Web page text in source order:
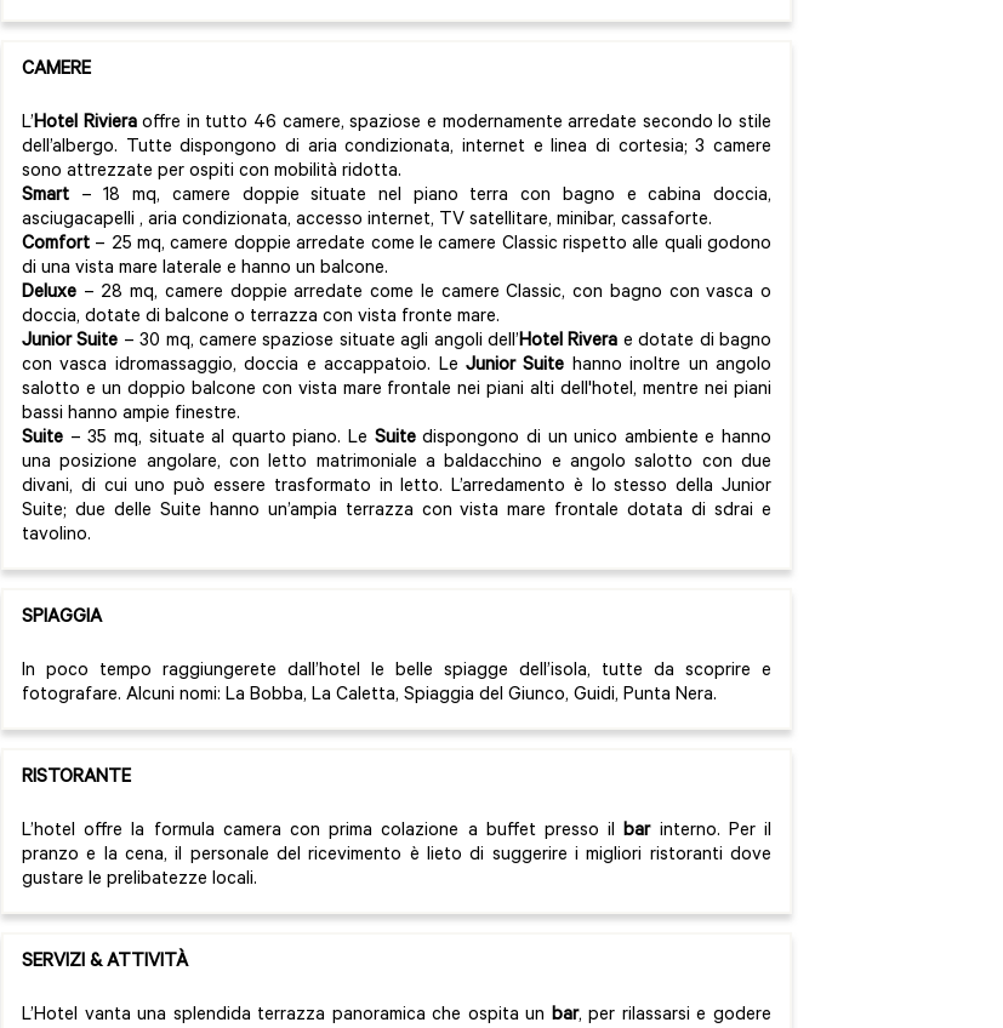
CAMERE
L’Hotel Rivieraoffre in tutto 46 camere, spaziose e modernamente arredate secondo lo stile
dell’albergo. Tutte dispongono di aria condizionata, internet e linea di cortesia; 3 camere
sono attrezzate per ospiti con mobilità ridotta.
Smart – 18 mq, camere doppie situate nel piano terra con bagno e cabina doccia,
asciugacapelli , aria condizionata, accesso internet, TV satellitare, minibar, cassaforte.
Comfort – 25 mq, camere doppie arredate come le camere Classic rispetto alle quali godono
di una vista mare laterale e hanno un balcone.
Deluxe – 28 mq, camere doppie arredate come le camere Classic, con bagno con vasca o
doccia, dotate di balcone o terrazza con vista fronte mare.
Junior Suite – 30 mq, camere spaziose situate agli angoli dell’Hotel Rivera e dotate di bagno
con vasca idromassaggio, doccia e accappatoio. Le Junior Suite hanno inoltre un angolo
salotto e un doppio balcone con vista mare frontale nei piani alti dell'hotel, mentre nei piani
bassi hanno ampie finestre.
Suite – 35 mq, situate al quarto piano. Le Suitedispongono di un unico ambiente e hanno
una posizione angolare, con letto matrimoniale a baldacchino e angolo salotto con due
divani, di cui uno può essere trasformato in letto. L’arredamento è lo stesso della Junior
Suite; due delle Suite hanno un’ampia terrazza con vista mare frontale dotata di sdrai e
tavolino.
SPIAGGIA
In poco tempo raggiungerete dall’hotel le belle spiagge dell’isola, tutte da scoprire e
fotografare. Alcuni nomi: La Bobba, La Caletta, Spiaggia del Giunco, Guidi, Punta Nera.
RISTORANTE
L’hotel offre la formula camera con prima colazione a buffet presso ilbarinterno. Per il
pranzo e la cena, il personale del ricevimento è lieto di suggerire i migliori ristoranti dove
gustare le prelibatezze locali.
SERVIZI & ATTIVITÀ
L’Hotel vanta una splendida terrazza panoramica che ospita un bar, per rilassarsi e godere